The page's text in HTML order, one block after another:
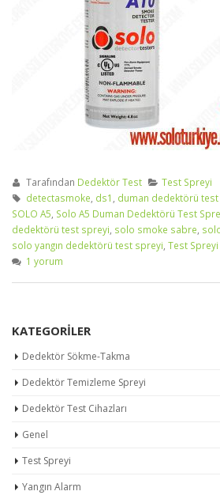
Tarafından Dedektör Test
Test Spreyi
detectasmoke, ds1 , duman dedektörü
SOLO A5, Solo A5 Duman Dedektörü Test
dedektörü test spreyi, solo smoke sabre,
solo yangın dedektörü test spreyi, Test Spreyi
1 yorum
KATEGORILER
Dedektör Sökme-Takma
Dedektör Temizleme Spreyi
Dedektör Test Cihazları
Genel
Test Spreyi
Yangın Alarm